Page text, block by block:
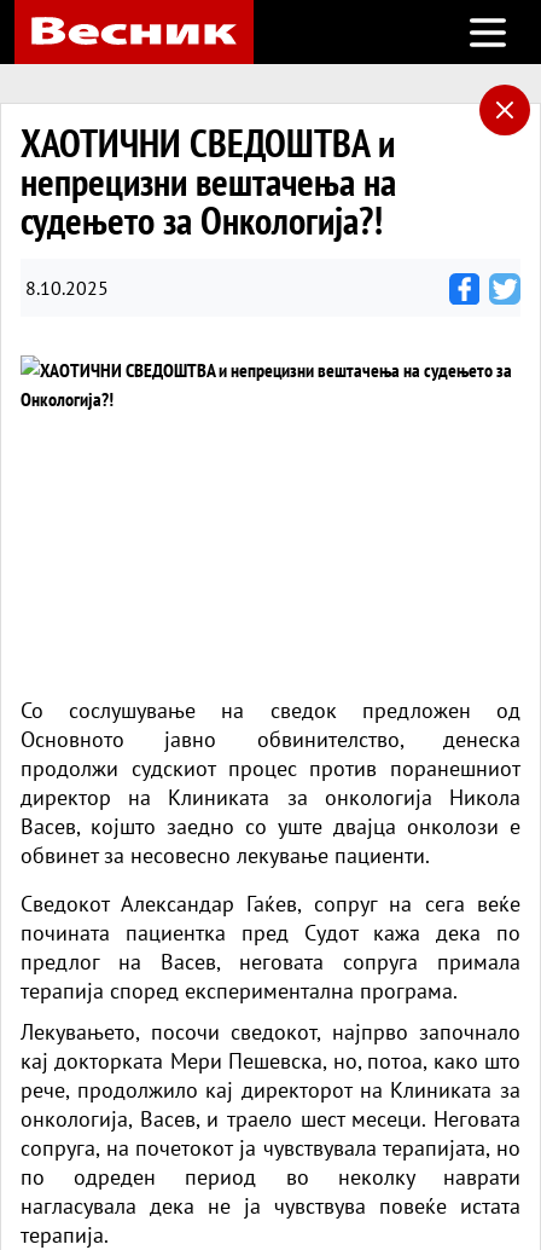
Open
ХАОТИЧНИ СВЕДОШТВА и
непрецизни вештачења на
судењето за Онкологија?!
8.10.2025
Со сослушување на сведок предложен од
Основното јавно обвинителство, денеска
продолжи судскиот процес против поранешниот
директор на Клиниката за онкологија Никола
Васев, којшто заедно со уште двајца онколози е
обвинет за несовесно лекување пациенти.
Сведокот Александар Гаќев, сопруг на сега веќе
почината пациентка пред Судот кажа дека по
предлог на Васев, неговата сопруга примала
терапија според експериментална програма.
Лекувањето, посочи сведокот, најпрво започнало
кај докторката Мери Пешевска, но, потоа, како што
рече, продолжило кај директорот на Клиниката за
онкологија, Васев, и траело шест месеци. Неговата
сопруга, на почетокот ја чувствувала терапијата, но
по одреден период во неколку наврати
нагласувала дека не ја чувствува повеќе истата
терапија.